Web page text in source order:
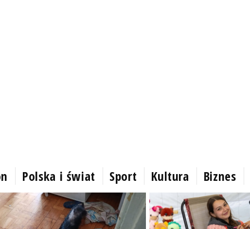
Polska i świat Sport Kultura Biznes